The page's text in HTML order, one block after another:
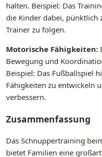
halten. Beispiel: Das
die Kinder dabei, pünktlich
Trainer zu folgen.
Motorische Fähigkeiten:
Bewegung und
Beispiel: Das Fußballspiel
Fähigkeiten zu entwickeln
verbessern.
Zusammenfassung
Das Schnuppertraining
bietet Familien eine